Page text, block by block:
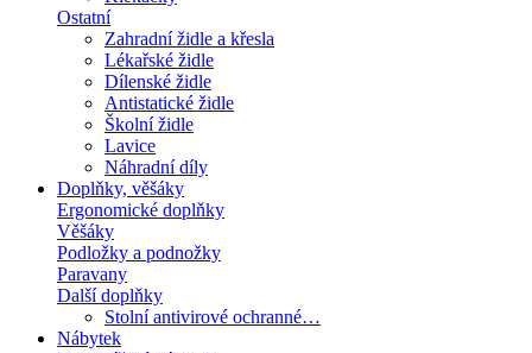
Ostatní
Zahradní židle a křesla
Lékařské židle
Dílenské židle
Antistatické židle
Školní židle
Lavice
Náhradní díly
Doplňky, věšáky
Ergonomické doplňky
Věšáky
Podložky a podnožky
Paravany
Další doplňky
Stolní antivirové ochranné…
Nábytek